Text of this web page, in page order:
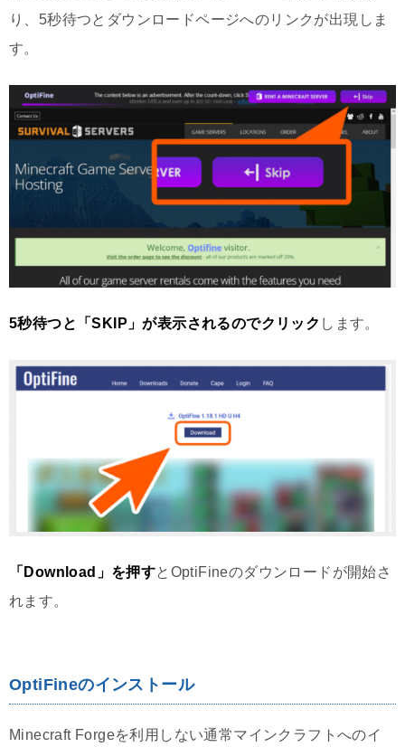
り、5秒待つとダウンロードページへのリンクが出現しま
す。
5秒待つと「SKIP」が表示されるのでクリック します。
「Download」を押すとOptiFineのダウンロードが開始さ
れます。
OptiFineのインストール
Minecraft Forgeを利用しない通常マインクラフトへのイ